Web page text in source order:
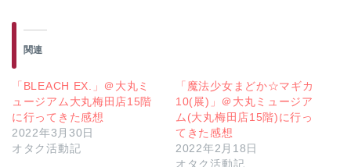
関連
「BLEACH EX.」＠大丸ミ
ュージアム大丸梅田店15階
に行ってきた感想
2022年3月30日
オタク活動記
「魔法少女まどか☆マギカ
10(展)」＠大丸ミュージア
ム(大丸梅田店15階)に行っ
てきた感想
2022年2月18日
オタク活動記